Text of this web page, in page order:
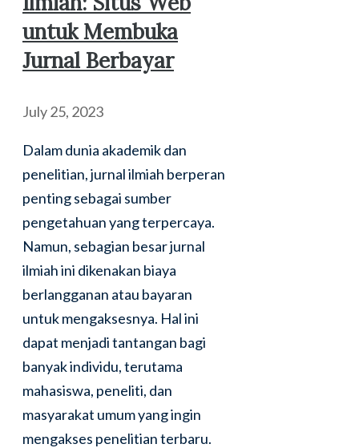
untuk Membuka
Jurnal Berbayar
July 25, 2023
Dalam dunia akademik dan
penelitian, jurnal ilmiah berperan
penting sebagai sumber
pengetahuan yang terpercaya.
Namun, sebagian besar jurnal
ilmiah ini dikenakan biaya
berlangganan atau bayaran
untuk mengaksesnya. Hal ini
dapat menjadi tantangan bagi
banyak individu, terutama
mahasiswa, peneliti, dan
masyarakat umum yang ingin
mengakses penelitian terbaru.